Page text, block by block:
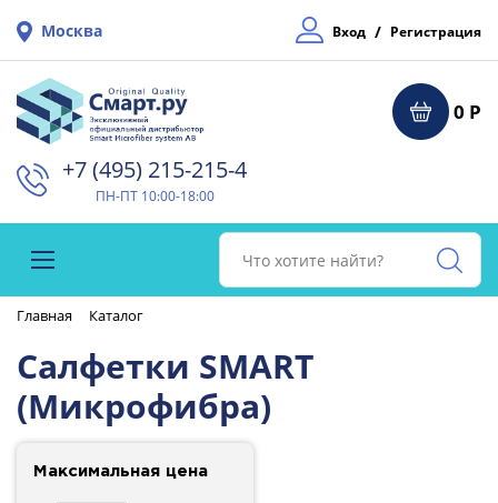
Москва Вход / Регистрация
0 Р
+7 (495) 215-215-4⁠
ПН-ПТ 10:00-18:00
Главная Каталог
Салфетки SMART
(Микрофибра)
Максимальная цена